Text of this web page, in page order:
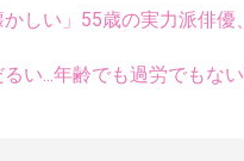
しい」55歳の実力派俳優
い...年齢でも過労でもな